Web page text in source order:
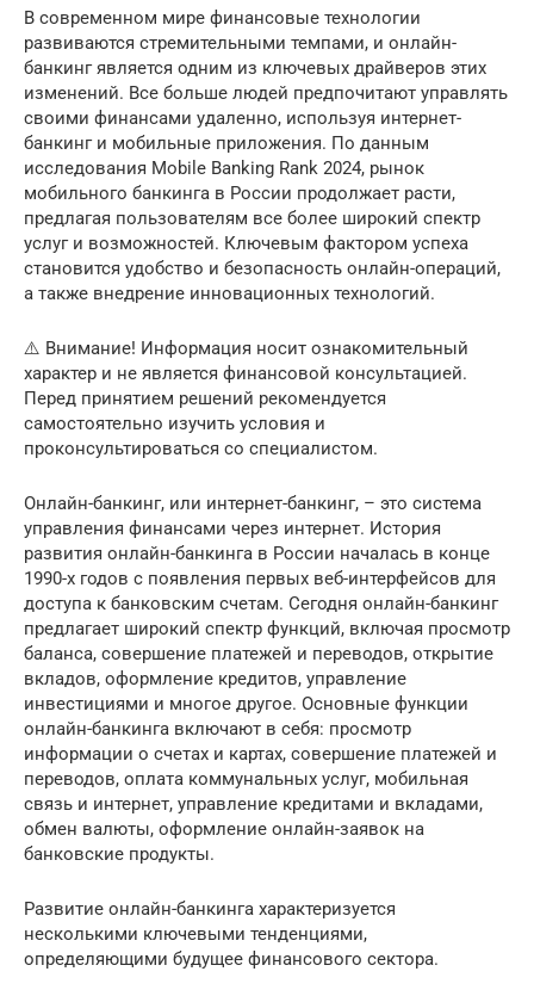
В современном мире финансовые технологии
развиваются стремительными темпами, и онлайн-
банкинг является одним из ключевых драйверов этих
изменений. Все больше людей предпочитают управлять
своими финансами удаленно, используя интернет-
банкинг и мобильные приложения. По данным
исследования Mobile Banking Rank 2024, рынок
мобильного банкинга в России продолжает расти,
предлагая пользователям все более широкий спектр
услуг и возможностей. Ключевым фактором успеха
становится удобство и безопасность онлайн-операций,
а также внедрение инновационных технологий.
⚠️ Внимание! Информация носит ознакомительный
характер и не является финансовой консультацией.
Перед принятием решений рекомендуется
самостоятельно изучить условия и
проконсультироваться со специалистом.
Онлайн-банкинг, или интернет-банкинг, – это система
управления финансами через интернет. История
развития онлайн-банкинга в России началась в конце
1990-х годов с появления первых веб-интерфейсов для
доступа к банковским счетам. Сегодня онлайн-банкинг
предлагает широкий спектр функций, включая просмотр
баланса, совершение платежей и переводов, открытие
вкладов, оформление кредитов, управление
инвестициями и многое другое. Основные функции
онлайн-банкинга включают в себя: просмотр
информации о счетах и картах, совершение платежей и
переводов, оплата коммунальных услуг, мобильная
связь и интернет, управление кредитами и вкладами,
обмен валюты, оформление онлайн-заявок на
банковские продукты.
Развитие онлайн-банкинга характеризуется
несколькими ключевыми тенденциями,
определяющими будущее финансового сектора.